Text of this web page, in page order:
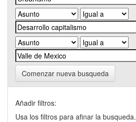
Comenzar nueva busqueda
Añadir filtros:
Usa los filtros para afinar la busqueda.